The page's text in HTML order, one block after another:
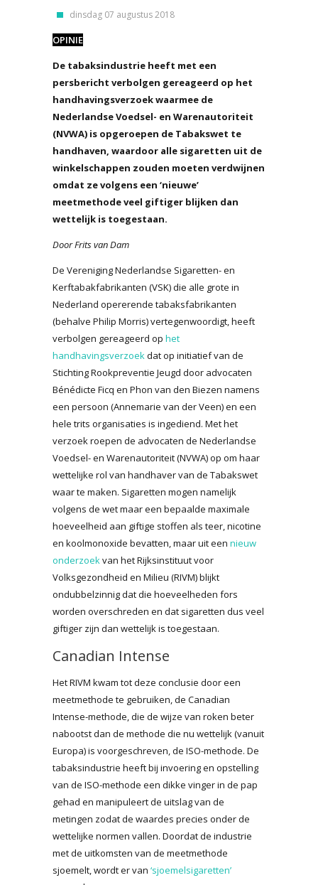
dinsdag 07 augustus 2018
OPINIE
De tabaksindustrie heeft met een
persbericht verbolgen gereageerd op het
handhavingsverzoek waarmee de
Nederlandse Voedsel- en Warenautoriteit
(NVWA) is opgeroepen de Tabakswet te
handhaven, waardoor alle sigaretten uit de
winkelschappen zouden moeten verdwijnen
omdat ze volgens een ‘nieuwe’
meetmethode veel giftiger blijken dan
wettelijk is toegestaan.
Door Frits van Dam
De Vereniging Nederlandse Sigaretten- en
Kerftabakfabrikanten (VSK) die alle grote in
Nederland opererende tabaksfabrikanten
(behalve Philip Morris) vertegenwoordigt, heeft
verbolgen gereageerd op het
handhavingsverzoekdat op initiatief van de
Stichting Rookpreventie Jeugd door advocaten
Bénédicte Ficq en Phon van den Biezen namens
een persoon (Annemarie van der Veen) en een
hele trits organisaties is ingediend. Met het
verzoek roepen de advocaten de Nederlandse
Voedsel- en Warenautoriteit (NVWA) op om haar
wettelijke rol van handhaver van de Tabakswet
waar te maken. Sigaretten mogen namelijk
volgens de wet maar een bepaalde maximale
hoeveelheid aan giftige stoffen als teer, nicotine
en koolmonoxide bevatten, maar uit een nieuw
onderzoekvan het Rijksinstituut voor
Volksgezondheid en Milieu (RIVM) blijkt
ondubbelzinnig dat die hoeveelheden fors
worden overschreden en dat sigaretten dus veel
giftiger zijn dan wettelijk is toegestaan.
Canadian Intense
Het RIVM kwam tot deze conclusie door een
meetmethode te gebruiken, de Canadian
Intense-methode, die de wijze van roken beter
nabootst dan de methode die nu wettelijk (vanuit
Europa) is voorgeschreven, de ISO-methode. De
tabaksindustrie heeft bij invoering en opstelling
van de ISO-methode een dikke vinger in de pap
gehad en manipuleert de uitslag van de
metingen zodat de waardes precies onder de
wettelijke normen vallen. Doordat de industrie
met de uitkomsten van de meetmethode
sjoemelt, wordt er van ‘sjoemelsigaretten’